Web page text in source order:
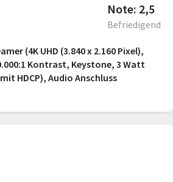
Note: 2,5
Befriedigend
(4K UHD (3.840 x 2.160 Pixel),
Kontrast, Keystone, 3 Watt
HDCP), Audio Anschluss